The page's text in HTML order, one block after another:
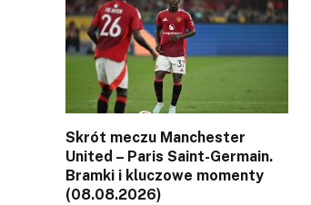
Skrót meczu Manchester
United – Paris Saint-Germain.
Bramki i kluczowe momenty
(08.08.2026)